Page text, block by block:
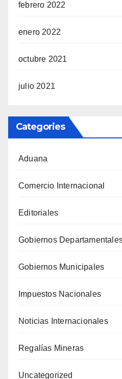
febrero 2022
enero 2022
octubre 2021
julio 2021
Categories
Aduana
Comercio Internacional
Editoriales
Gobiernos
Gobiernos Municipales
Impuestos Nacionales
Noticias Internacionales
Regalías Mineras
Uncategorized